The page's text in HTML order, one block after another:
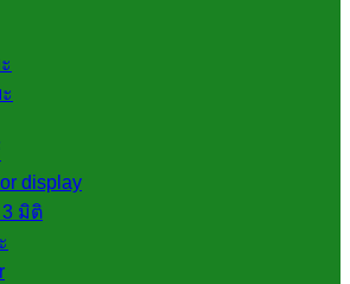
display
3 มิติ